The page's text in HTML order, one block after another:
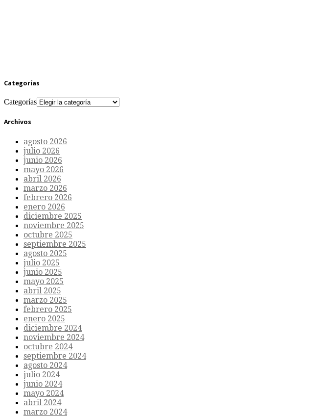
Categorías
Categorías
Archivos
agosto 2026
julio 2026
junio 2026
mayo 2026
abril 2026
marzo 2026
febrero 2026
enero 2026
diciembre 2025
noviembre 2025
octubre 2025
septiembre 2025
agosto 2025
julio 2025
junio 2025
mayo 2025
abril 2025
marzo 2025
febrero 2025
enero 2025
diciembre 2024
noviembre 2024
octubre 2024
septiembre 2024
agosto 2024
julio 2024
junio 2024
mayo 2024
abril 2024
marzo 2024